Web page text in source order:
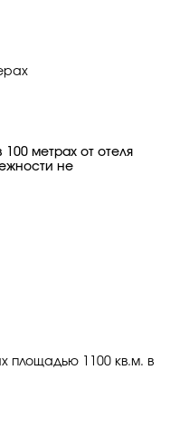
метрах от отеля
не
площадью 1100 кв.м. в